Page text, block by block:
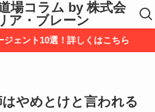
場コラム by 株式会
ア・ブレーン
ジェント10選！詳しくはこちら
やめとけと言われる